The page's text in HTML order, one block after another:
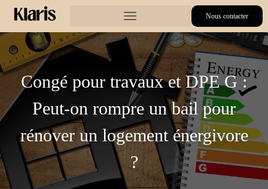
Nous contacter
Congé pour travaux et DPE G :
Peut-on rompre un bail pour
rénover un logement énergivore
?